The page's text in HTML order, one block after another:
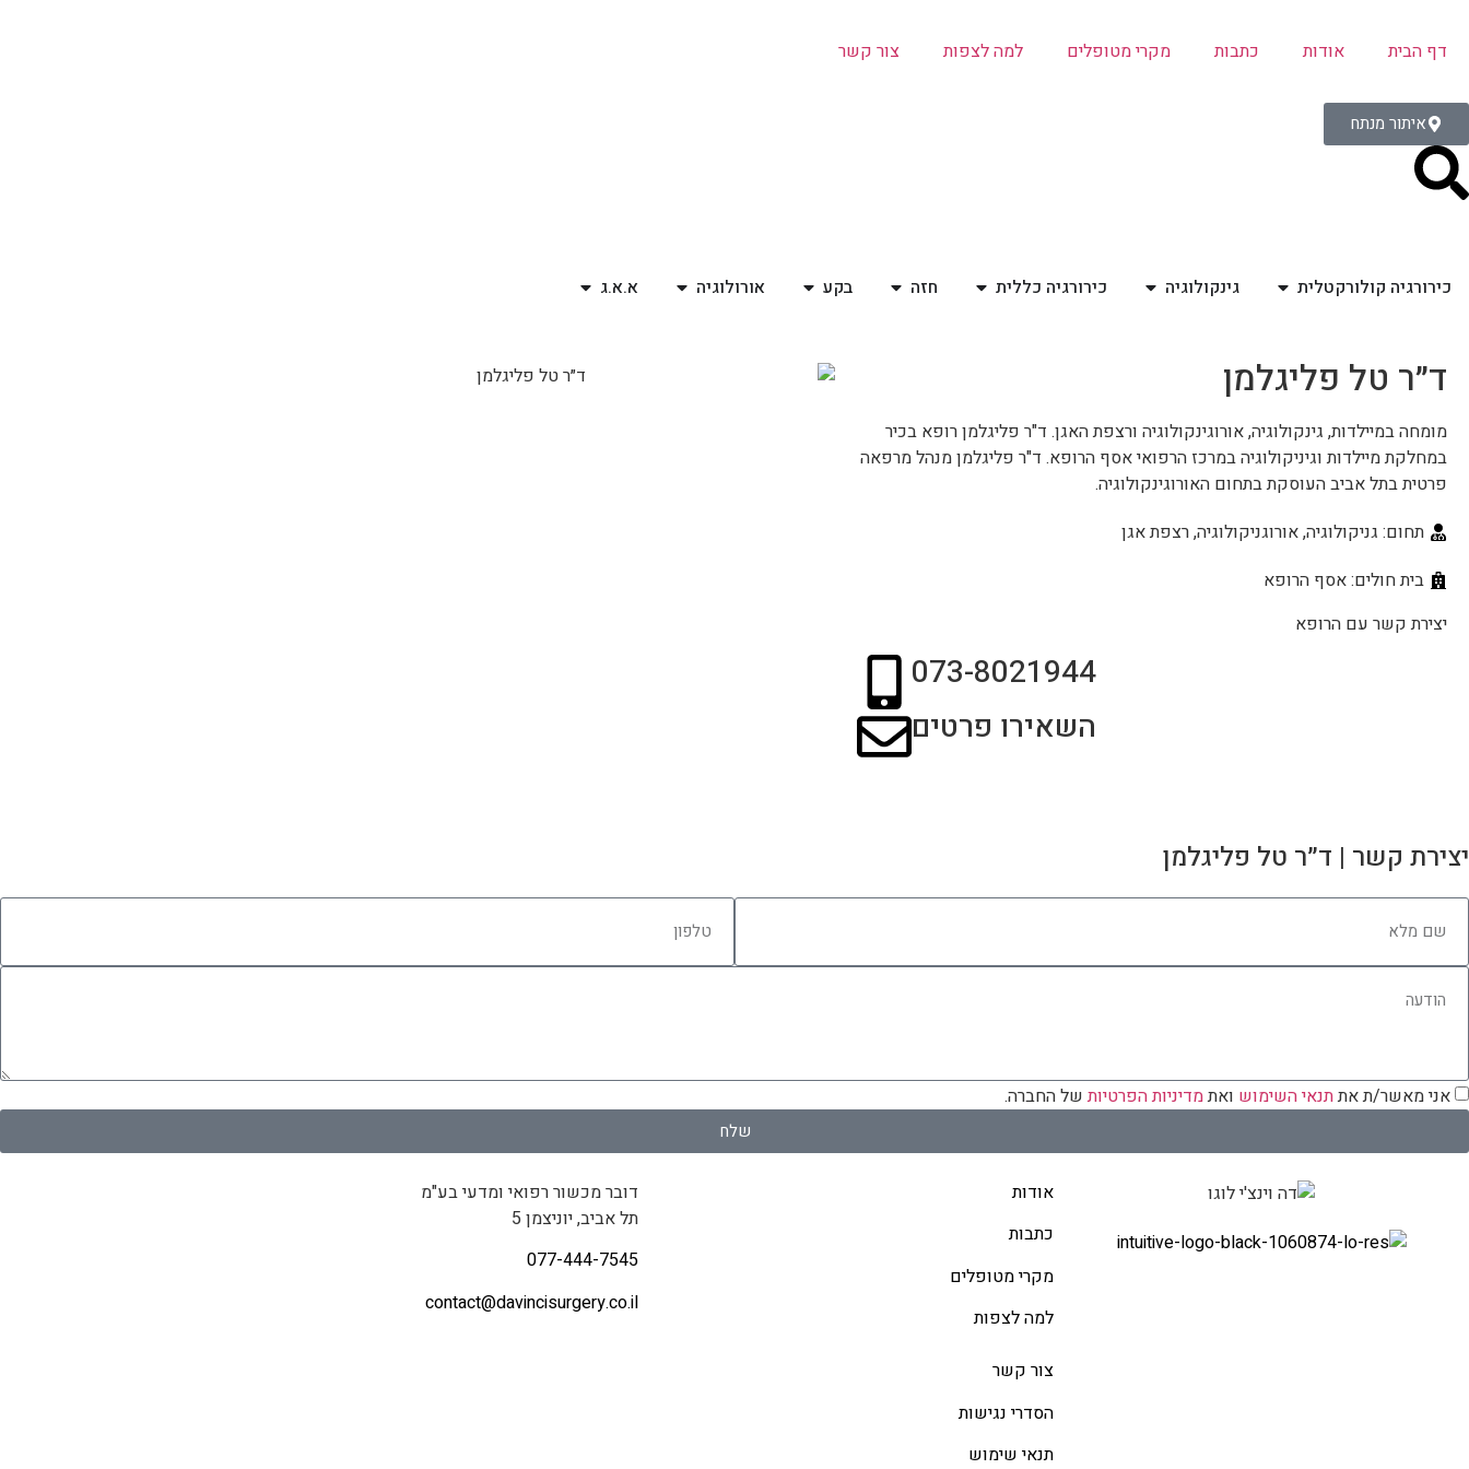
דף הבית אודות כתבות מקרי מטופלים למה לצפות צור קשר
איתור מנתח
כירורגיה קולורקטלית גינקולוגיה כירורגיה כללית חזה בקע אורולוגיה א.א.ג
ד״ר טל פליגלמן
מומחה במיילדות, גינקולוגיה, אורוגינקולוגיה ורצפת האגן. ד"ר פליגלמן רופא בכיר
במחלקת מיילדות וגיניקולוגיה במרכז הרפואי אסף הרופא. ד"ר פליגלמן מנהל מרפאה
פרטית בתל אביב העוסקת בתחום האורוגינקולוגיה.
תחום: גניקולוגיה, אורוגניקולוגיה, רצפת אגן
בית חולים: אסף הרופא
יצירת קשר עם הרופא
073-8021944
השאירו פרטים
יצירת קשר | ד״ר טל פליגלמן
אני מאשר/ת אתתנאי השימוש ואתמדיניות הפרטיותשל החברה.
שלח
אודות
כתבות
מקרי מטופלים
למה לצפות
צור קשר
הסדרי נגישות
תנאי שימוש
דובר מכשור רפואי ומדעי בע"מ
תל אביב, יוניצמן 5
077-444-7545
contact@davincisurgery.co.il